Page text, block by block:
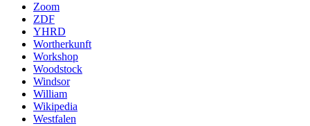
Zoom
ZDF
YHRD
Wortherkunft
Workshop
Woodstock
Windsor
William
Wikipedia
Westfalen